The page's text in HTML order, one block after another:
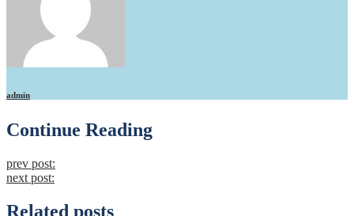
admin
Continue Reading
prev post:
next post:
Related posts